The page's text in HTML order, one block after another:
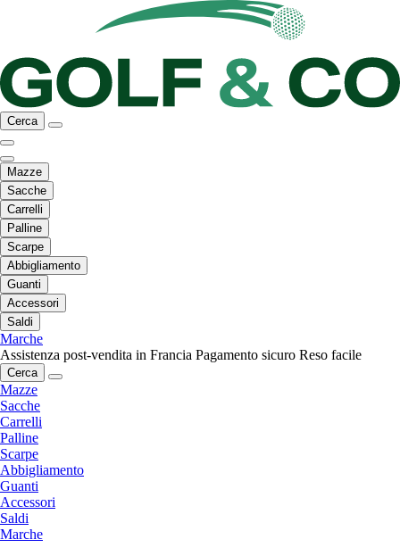
Cerca
Mazze
Sacche
Carrelli
Palline
Scarpe
Abbigliamento
Guanti
Accessori
Saldi
Marche
Assistenza post-vendita in Francia Pagamento sicuro Reso facile
Cerca
Mazze
Sacche
Carrelli
Palline
Scarpe
Abbigliamento
Guanti
Accessori
Saldi
Marche